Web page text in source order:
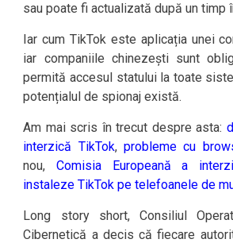
sau poate fi actualizată după un timp
Iar cum TikTok este aplicația unei
iar companiile chinezești sunt
permită accesul statului la toate
potențialul de spionaj există.
Am mai scris în trecut despre asta:
interzică TikTok,probleme cu
nou,Comisia Europeană a
instaleze TikTok pe telefoanele de
Long story short, Consiliul
Cibernetică a decis că fiecare